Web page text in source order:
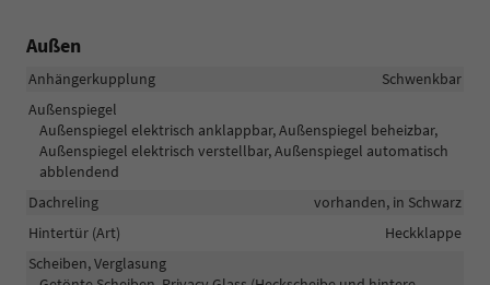
Außen
Anhängerkupplung
Schwenkbar
Außenspiegel
Außenspiegel elektrisch anklappbar, Außenspiegel beheizbar,
Außenspiegel elektrisch verstellbar, Außenspiegel automatisch
abblendend
Dachreling
vorhanden, in Schwarz
Hintertür (Art)
Heckklappe
Scheiben, Verglasung